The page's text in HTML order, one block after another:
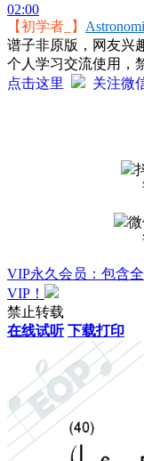
02:00
【初学者_】
谱子非原版，网友兴
个人学习交流使用，
点击这里
关注微
VIP永久会员：包含
VIP！
禁止转载
在线试听 下载打印